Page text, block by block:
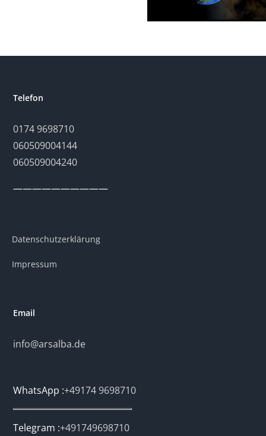
Biebergemünd.
Telefon
0174 9698710
060509004144
060509004240
——————————
Datenschutzerklärung
Impressum
Email
info@arsalba.de
WhatsApp :+49174 9698710
Telegram :+491749698710